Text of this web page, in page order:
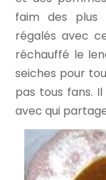
faim des plus
régalés avec
réchauffé le
seiches pour
pas tous fans.
avec qui